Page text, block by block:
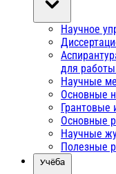
Научное
для
Научные
Основные
Грантовые
Основные
Научные
Полезные
Учёба